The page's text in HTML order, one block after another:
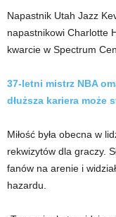
Napastnik Utah Jazz
napastnikowi Charlotte
kwarcie w Spectrum
37-letni mistrz NBA
dłuższa kariera może
Miłość była obecna w
rekwizytów dla graczy.
fanów na arenie i
hazardu.